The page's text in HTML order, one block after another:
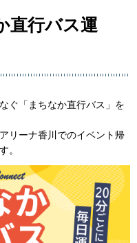
直行バス運
ぐ「まちなか直行バス」を
リーナ香川でのイベント帰
。